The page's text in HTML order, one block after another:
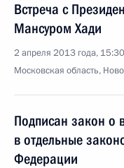
Встреча с
Мансуром Хади
2 апреля 2013 года, 15:30
Московская область,
Подписан закон о
в отдельные
Федерации